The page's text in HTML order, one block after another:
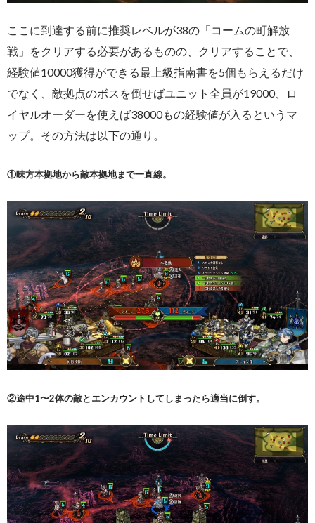
ここに到達する前に推奨レベルが38の「コームの町解放
戦」をクリアする必要があるものの、クリアすることで、
経験値10000獲得ができる最上級指南書を5個もらえるだけ
でなく、敵拠点のボスを倒せばユニット全員が19000、ロ
イヤルオーダーを使えば38000もの経験値が入るというマ
ップ。その方法は以下の通り。
①味方本拠地から敵本拠地まで一直線。
②途中1〜2体の敵とエンカウントしてしまったら適当に倒す。